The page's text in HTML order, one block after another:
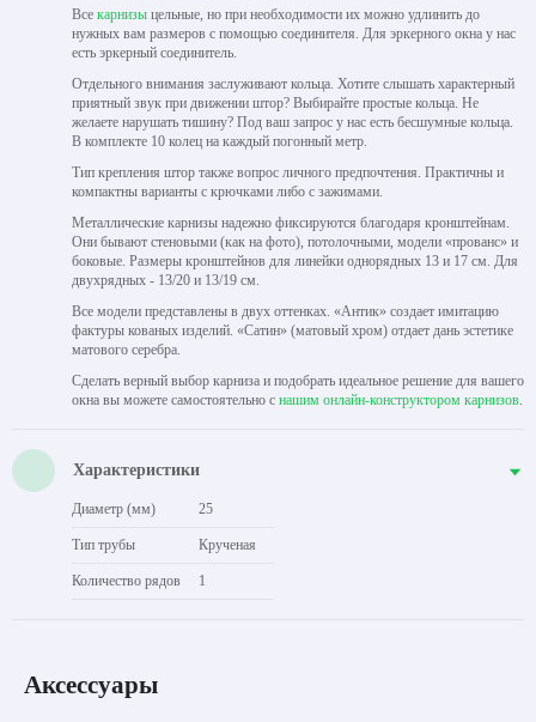
Все карнизы цельные, но при необходимости их можно удлинить до
нужных вам размеров с помощью соединителя. Для эркерного окна у нас
есть эркерный соединитель.
Отдельного внимания заслуживают кольца. Хотите слышать характерный
приятный звук при движении штор? Выбирайте простые кольца. Не
желаете нарушать тишину? Под ваш запрос у нас есть бесшумные кольца.
В комплекте 10 колец на каждый погонный метр.
Тип крепления штор также вопрос личного предпочтения. Практичны и
компактны варианты с крючками либо с зажимами.
Металлические карнизы надежно фиксируются благодаря кронштейнам.
Они бывают стеновыми (как на фото), потолочными, модели «прованс» и
боковые. Размеры кронштейнов для линейки однорядных 13 и 17 см. Для
двухрядных - 13/20 и 13/19 см.
Все модели представлены в двух оттенках. «Антик» создает имитацию
фактуры кованых изделий. «Сатин» (матовый хром) отдает дань эстетике
матового серебра.
Сделать верный выбор карниза и подобрать идеальное решение для вашего
окна вы можете самостоятельно с нашим онлайн-конструктором карнизов.
Характеристики
Диаметр (мм) 25
Тип трубы Крученая
Количество рядов 1
Аксессуары